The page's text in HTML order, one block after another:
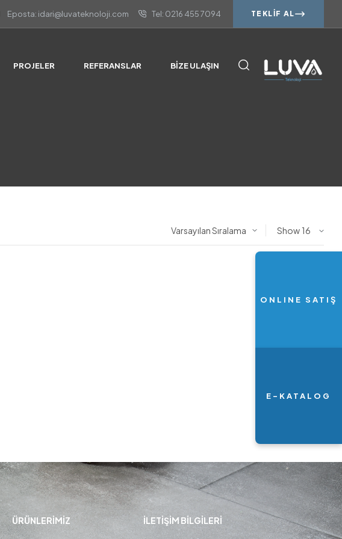
Eposta: idari@luvateknoloji.com Tel: 0216 455 7094 TEKLIF AL
PROJELER REFERANSLAR BIZE ULAŞIN
Show
ÜRÜNLERIMIZ İLETIŞIM BİLGİLERİ
ONLINE SATIŞ
E-KATALOG